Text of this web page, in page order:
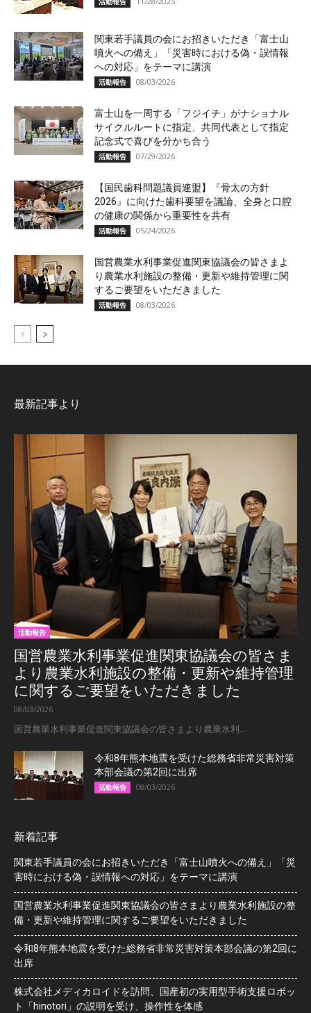
関東若手議員の会にお招きいただき「富士山
噴火への備え」「災害時における偽・誤情報
への対応」をテーマに講演
活動報告 08/03/2026
富士山を一周する「フジイチ」がナショナル
サイクルルートに指定、共同代表として指定
記念式で喜びを分かち合う
活動報告 07/29/2026
【国民歯科問題議員連盟】『骨太の方針
2026』に向けた歯科要望を議論、全身と口腔
の健康の関係から重要性を共有
活動報告 05/24/2026
国営農業水利事業促進関東協議会の皆さまよ
り農業水利施設の整備・更新や維持管理に関
するご要望をいただきました
活動報告 08/03/2026
最新記事より
活動報告
国営農業水利事業促進関東協議会の皆さま
より農業水利施設の整備・更新や維持管理
に関するご要望をいただきました
08/03/2026
国営農業水利事業促進関東協議会の皆さまより農業水利...
令和8年熊本地震を受けた総務省非常災害対策
本部会議の第2回に出席
活動報告 08/03/2026
新着記事
関東若手議員の会にお招きいただき「富士山噴火への備え」「災
害時における偽・誤情報への対応」をテーマに講演
国営農業水利事業促進関東協議会の皆さまより農業水利施設の整
備・更新や維持管理に関するご要望をいただきました
令和8年熊本地震を受けた総務省非常災害対策本部会議の第2回に
出席
株式会社メディカロイドを訪問、国産初の実用型手術支援ロボッ
ト「hinotori」の説明を受け、操作性を体感